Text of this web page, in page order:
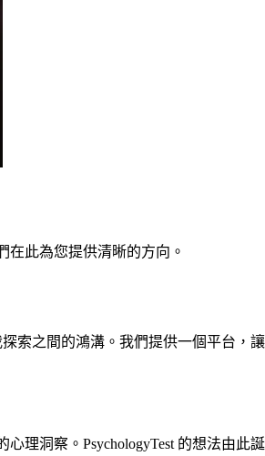
在此為您提供清晰的方向。
索之間的鴻溝。我們提供一個平台，
理洞察。PsychologyTest 的想法由此誕